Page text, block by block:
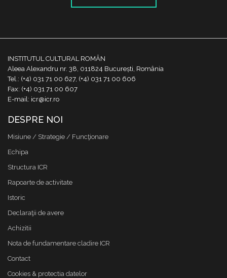
INSTITUTUL CULTURAL ROMÂN
Aleea Alexandru nr. 38, 011824 București, România
Tel.: (+4) 031 71 00 627, (+4) 031 71 00 606
Fax: (+4) 031 71 00 607
E-mail: icr@icr.ro
DESPRE NOI
Misiune / Strategie / Funcţionare
Echipa
Structura ICR
Rapoarte de activitate
Istoric
Declaraţii de avere
Achizitii
Nota de fundamentare cladire ICR
Contact
Cookies & protectia datelor